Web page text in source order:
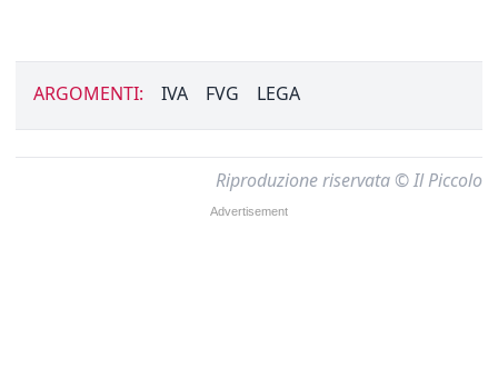
ARGOMENTI: IVA FVG LEGA
Riproduzione riservata © Il Piccolo